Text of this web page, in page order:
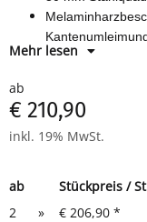
Tischhöhe 750
Mehr lesen
ab
€ 210,90
inkl. 19% MwSt.
ab
Stückpreis /
2
» € 206,90 *